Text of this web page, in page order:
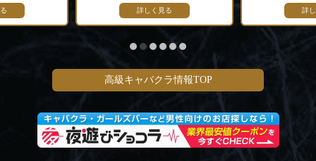
詳しく見る 詳
高級キャバクラ情報TOP